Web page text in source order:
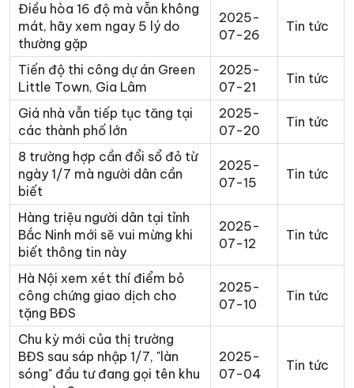
Điều hòa 16 độ mà vẫn không
mát, hãy xem ngay 5 lý do
thường gặp
2025-
07-26
Tin tức
Tiến độ thi công dự án Green
Little Town, Gia Lâm
2025-
07-21
Tin tức
Giá nhà vẫn tiếp tục tăng tại
các thành phố lớn
2025-
07-20
Tin tức
8 trường hợp cần đổi sổ đỏ từ
ngày 1/7 mà người dân cần
biết
2025-
07-15
Tin tức
Hàng triệu người dân tại tỉnh
Bắc Ninh mới sẽ vui mừng khi
biết thông tin này
2025-
07-12
Tin tức
Hà Nội xem xét thí điểm bỏ
công chứng giao dịch cho
tặng BĐS
2025-
07-10
Tin tức
Chu kỳ mới của thị trường
BĐS sau sáp nhập 1/7, "làn
sóng" đầu tư đang gọi tên khu
2025-
07-04
Tin tức